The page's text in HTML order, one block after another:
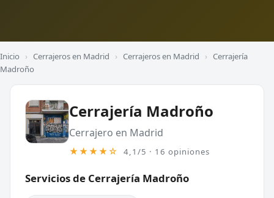
Inicio › Cerrajeros en Madrid › Cerrajeros en Madrid › Cerrajería
Madroño
Cerrajería Madroño
Cerrajero en Madrid
★★★★☆ 4,1/5 · 16 opiniones
Servicios de Cerrajería Madroño